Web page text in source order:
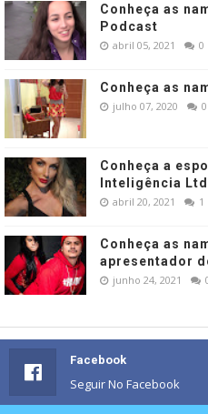
Conheça as
Podcast
abril 05, 2021 0
Conheça as
julho 07, 2020 0
Conheça a
Inteligência
abril 20, 2021 1
Conheça as
apresentador
junho 24, 2021
Facebook
Seguir No Facebook